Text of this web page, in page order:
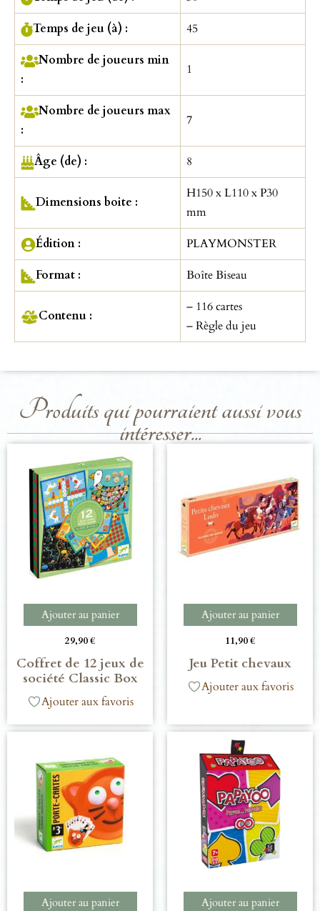
Temps de jeu (à) :
45
Nombre de joueurs min
:
1
Nombre de joueurs max
:
7
Âge (de) : 8
Dimensions boite :
H150 x L110 x P30
mm
Édition :
PLAYMONSTER
Format :
Boîte Biseau
Contenu :
– 116 cartes
– Règle du jeu
Produits qui pourraient aussi vous
intéresser...
Ajouter au panier
29,90€
Coffret de 12 jeux de
société Classic Box
Ajouter aux favoris
Ajouter au panier
11,90€
Jeu Petit chevaux
Ajouter aux favoris
Ajouter au panier Ajouter au panier